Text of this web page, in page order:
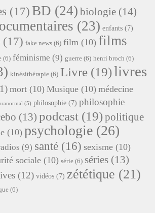
(17) BD (24) biologie (14)
(23) enfants (7)
(17) fake news (6) film (10) films
(6) féminisme (9) guerre (6) henri broch (6)
kinésithérapie (6) Livre (19)livres
mort (10) Musique (10) médecine
(5) philosophie (7) philosophie
(13) podcast (19)politique
(10) psychologie (26)
(9) santé (16) sexisme (10)
sociale (10) série (6) séries (13)
(12) vidéos (7) zététique (21)
(6)